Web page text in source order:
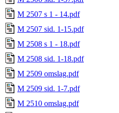
M 2507 s 1 - 14.pdf
M 2507 sid. 1-15.pdf
M 2508 s 1 - 18.pdf
M 2508 sid. 1-18.pdf
M 2509 omslag.pdf
M 2509 sid. 1-7.pdf
M 2510 omslag.pdf